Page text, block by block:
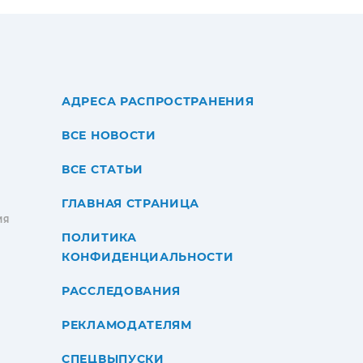
АДРЕСА РАСПРОСТРАНЕНИЯ
ВСЕ НОВОСТИ
ВСЕ СТАТЬИ
ГЛАВНАЯ СТРАНИЦА
ПОЛИТИКА
КОНФИДЕНЦИАЛЬНОСТИ
РАССЛЕДОВАНИЯ
РЕКЛАМОДАТЕЛЯМ
СПЕЦВЫПУСКИ